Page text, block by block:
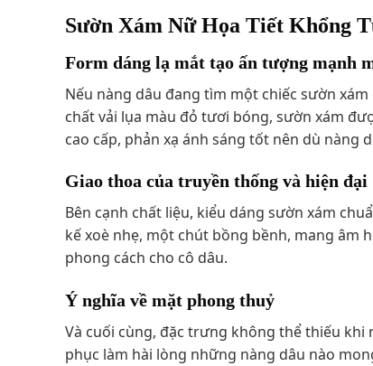
Sườn Xám Nữ Họa Tiết Khổng
Form dáng lạ mắt tạo ấn tượng mạnh
Nếu nàng dâu đang tìm một chiếc sườn
chất vải lụa màu đỏ tươi bóng, sườn xám
cao cấp, phản xạ ánh sáng tốt nên dù nàng
Giao thoa của truyền thống và hiện đại
Bên cạnh chất liệu, kiểu dáng sườn xám
kế xoè nhẹ, một chút bồng bềnh, mang âm
phong cách cho cô dâu.
Ý nghĩa về mặt phong thuỷ
Và cuối cùng, đặc trưng không thể thiếu khi
phục làm hài lòng những nàng dâu nào